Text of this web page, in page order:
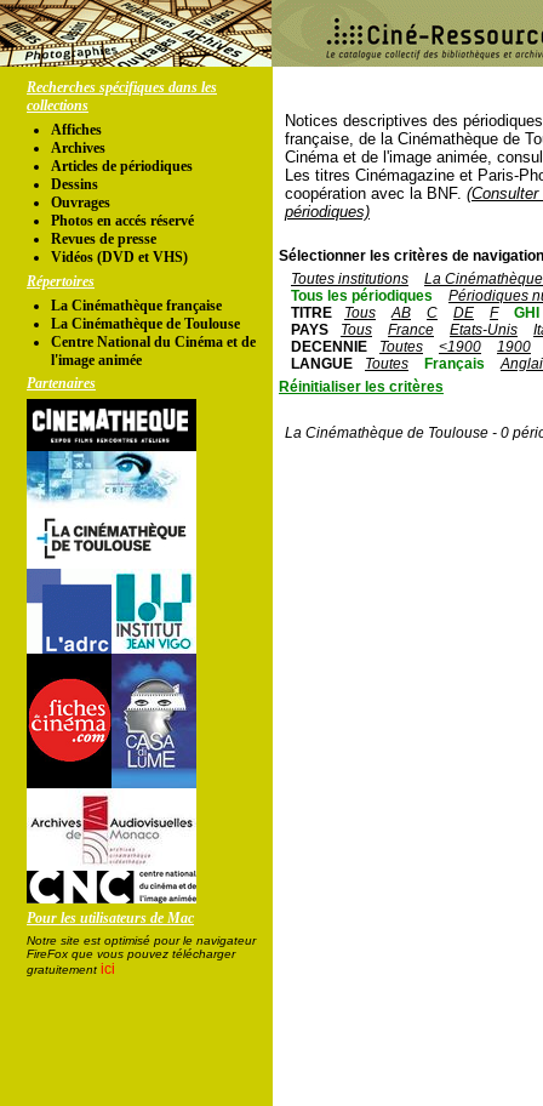
Recherches spécifiques dans les
collections
Affiches
Archives
Articles de périodiques
Dessins
Ouvrages
Photos en accés réservé
Revues de presse
Vidéos (DVD et VHS)
Répertoires
La Cinémathèque française
La Cinémathèque de Toulouse
Centre National du Cinéma et de
l'image animée
Partenaires
Pour les utilisateurs de Mac
Notre site est optimisé pour le navigateur
FireFox que vous pouvez télécharger
gratuitement ici
Notices descriptives des
française, de la Cinémathèque de
Cinéma et de l'image animée,
Les titres Cinémagazine et Paris-
coopération avec la BNF.
périodiques)
Sélectionner les critères de
Toutes institutions
La
Tous les périodiques
Périodiques
TITRE
Tous AB C DE F
GHI
PAYS
Tous France Etats-Unis
DECENNIE
Toutes <1900
1900
LANGUE
Toutes Français
Réinitialiser les critères
La Cinémathèque de Toulouse - 0